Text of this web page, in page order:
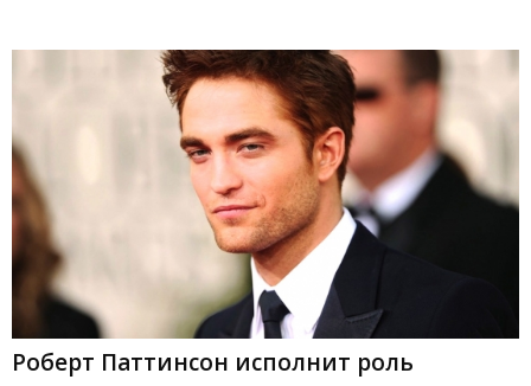
Роберт Паттинсон исполнит роль